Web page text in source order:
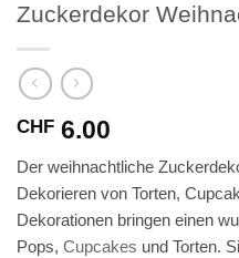
Zuckerdekor
CHF 6.00
Der weihnachtliche
Dekorieren von Torten,
Dekorationen bringen einen
Pops, Cupcakes und Torten.